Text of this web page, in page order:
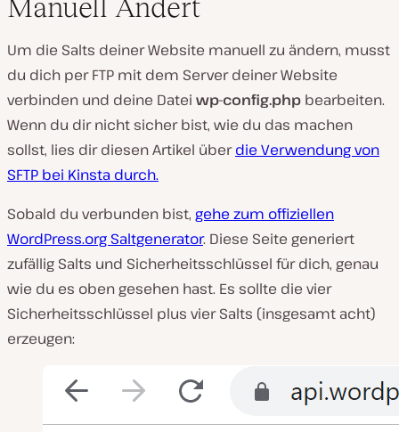
Manuell Ändert
Um die Salts deiner Website manuell zu ändern, musst
du dich per FTP mit dem Server deiner Website
verbinden und deine Datei wp-config.php bearbeiten.
Wenn du dir nicht sicher bist, wie du das machen
sollst, lies dir diesen Artikel überdie Verwendung von
SFTP bei Kinsta durch.
Sobald du verbunden bist, gehe zum offiziellen
WordPress.org Saltgenerator. Diese Seite generiert
zufällig Salts und Sicherheitsschlüssel für dich, genau
wie du es oben gesehen hast. Es sollte die vier
Sicherheitsschlüssel plus vier Salts (insgesamt acht)
erzeugen: